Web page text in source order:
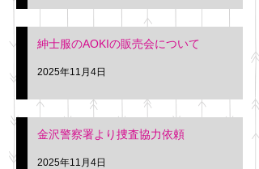
紳士服のAOKIの販売会について
2025年11月4日
金沢警察署より捜査協力依頼
2025年11月4日